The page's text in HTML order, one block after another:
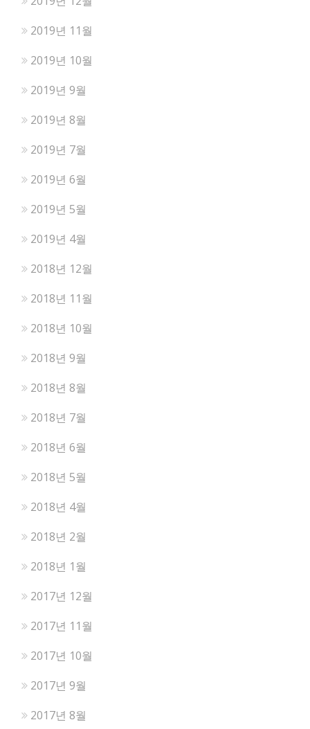
2019년 11월
2019년 10월
2019년 9월
2019년 8월
2019년 7월
2019년 6월
2019년 5월
2019년 4월
2018년 12월
2018년 11월
2018년 10월
2018년 9월
2018년 8월
2018년 7월
2018년 6월
2018년 5월
2018년 4월
2018년 2월
2018년 1월
2017년 12월
2017년 11월
2017년 10월
2017년 9월
2017년 8월